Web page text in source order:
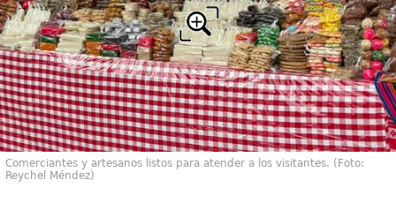
Comerciantes y artesanos listos para atender a los visitantes. (Foto:
Reychel Méndez)